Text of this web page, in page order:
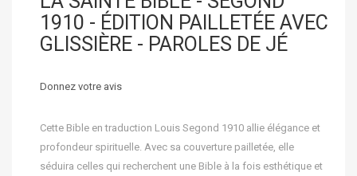
1910 - ÉDITION PAILLETÉE AVEC
GLISSIÈRE - PAROLES DE JÉ
Donnez votre avis
Cette Bible en traduction Louis Segond 1910 allie élégance et
profondeur spirituelle. Avec sa couverture pailletée, elle
séduira celles qui recherchent une Bible à la fois esthétique et